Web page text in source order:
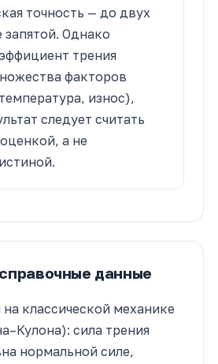
точность — до двух
запятой. Однако
трения
факторов
износ),
следует считать
а не
данные
на классической механике
сила трения
нормальной силе,